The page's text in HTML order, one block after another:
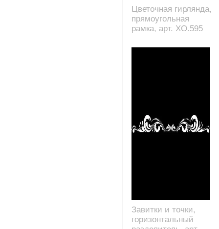
Цветочная гирлянда,
прямоугольная
рамка, арт. XO.595
Завитки и точки,
горизонтальный